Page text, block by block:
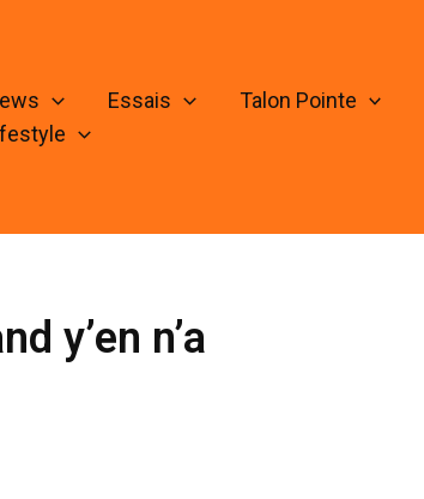
Essais Talon Pointe
y’en n’a